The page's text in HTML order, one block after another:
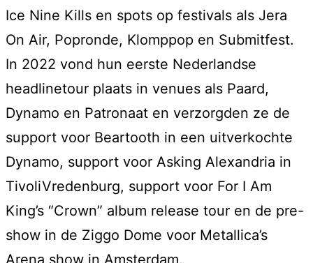
Ice Nine Kills en spots op festivals als Jera
On Air, Popronde, Klomppop en Submitfest.
In 2022 vond hun eerste Nederlandse
headlinetour plaats in venues als Paard,
Dynamo en Patronaat en verzorgden ze de
support voor Beartooth in een uitverkochte
Dynamo, support voor Asking Alexandria in
TivoliVredenburg, support voor For I Am
King’s “Crown” album release tour en de pre-
show in de Ziggo Dome voor Metallica’s
Arena show in Amsterdam.